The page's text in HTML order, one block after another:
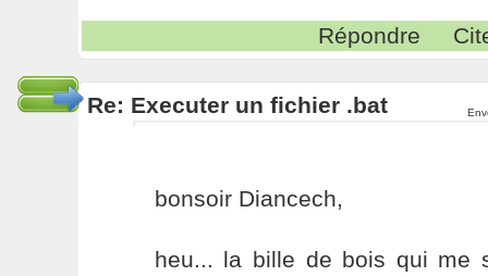
Répondre
Re: Executer un fichier .bat
bonsoir Diancech,
heu... la bille de bois qui me